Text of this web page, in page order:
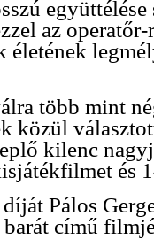
együttélése
az
életének
több mint
közül
kilenc
és
Pálos
című